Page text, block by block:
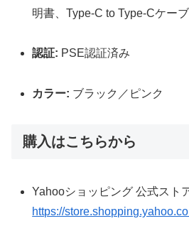
明書、Type-C to Type-Cケー
認証: PSE認証済み
カラー: ブラック／ピンク
購入はこちらから
Yahooショッピング 公式スト
https://